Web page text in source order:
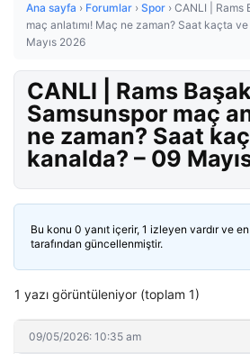
Ana sayfa › Forumlar › Spor › CANLI | Rams
maç anlatımı! Maç ne zaman? Saat kaçta
Mayıs 2026
CANLI | Rams
Samsunspor maç
ne zaman? Saat
kanalda? – 09
Bu konu 0 yanıt içerir, 1 izleyen vardır ve
tarafından güncellenmiştir.
1 yazı görüntüleniyor (toplam 1)
09/05/2026: 10:35 am